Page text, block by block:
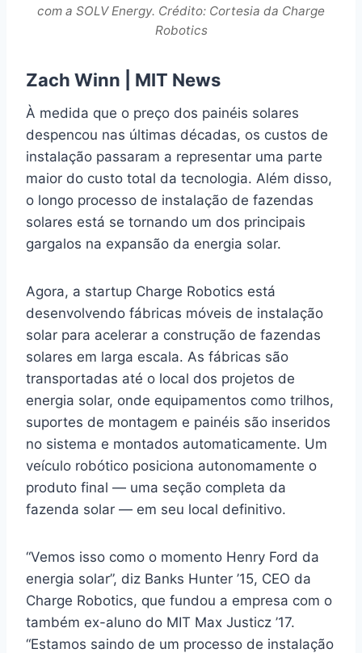
com a SOLV Energy. Crédito: Cortesia da Charge
Robotics
Zach Winn MIT News
À medida que o preço dos painéis solares
despencou nas últimas décadas, os custos de
instalação passaram a representar uma parte
maior do custo total da tecnologia. Além disso,
o longo processo de instalação de fazendas
solares está se tornando um dos principais
gargalos na expansão da energia solar.
Agora, a startup Charge Robotics está
desenvolvendo fábricas móveis de instalação
solar para acelerar a construção de fazendas
solares em larga escala. As fábricas são
transportadas até o local dos projetos de
energia solar, onde equipamentos como trilhos,
suportes de montagem e painéis são inseridos
no sistema e montados automaticamente. Um
veículo robótico posiciona autonomamente o
produto final — uma seção completa da
fazenda solar — em seu local definitivo.
“Vemos isso como o momento Henry Ford da
energia solar”, diz Banks Hunter ’15, CEO da
Charge Robotics, que fundou a empresa com o
também ex-aluno do MIT Max Justicz ’17.
“Estamos saindo de um processo de instalação